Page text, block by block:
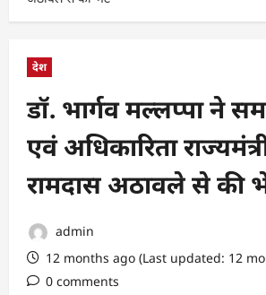
देश
डॉ. भार्गव मल्लप्पा ने
एवं अधिकारिता
रामदास अठावले से की
admin
12 months ago (Last updated: 12
0 comments